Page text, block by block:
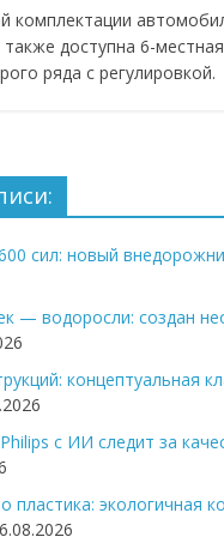
комплектации
доступна 6-
ряда с регулировкой.
сил: новый
— водоросли: создан
концептуальная
с ИИ следит за
пластика: экологичная